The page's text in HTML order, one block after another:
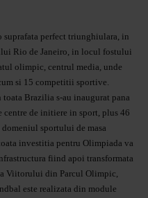
suprafata perfect triunghiulara, in
Rio de Janeiro, in locul fostului
olimpic, centrul media, unde
si 15 competitii sportive.
Brazilia s-au inaugurat pana
centre de initiere in sport, plus 46
sportului de masa
investitia pentru Olimpiada va
fiind apoi transformata
Viitorului din Parcul Olimpic,
este realizata din module